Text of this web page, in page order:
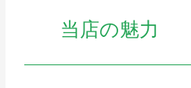
当店の魅力